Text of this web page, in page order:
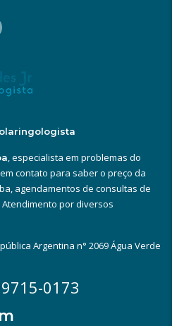
, especialista em problemas do
contato para saber o preço da
agendamentos de consultas de
por diversos
Argentina n° 2069 Água Verde
0173